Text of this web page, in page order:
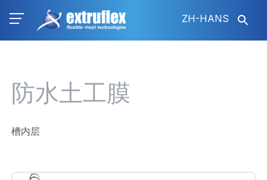
ZH-HANS
防水土工膜
槽内层